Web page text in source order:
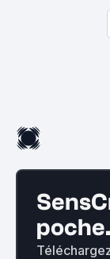
poche.